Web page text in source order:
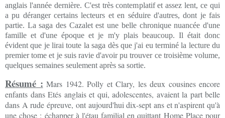
anglais l'année dernière. C'est très contemplatif et assez lent, ce qui
a pu déranger certains lecteurs et en séduire d'autres, dont je fais
partie. La saga des Cazalet est une belle chronique nuancée d'une
famille et d'une époque et je m'y plais beaucoup. Il était donc
évident que je lirai toute la saga dès que j'ai eu terminé la lecture du
premier tome et je suis ravie d'avoir pu trouver ce troisième volume,
quelques semaines seulement après sa sortie.
Résumé : Mars 1942. Polly et Clary, les deux cousines encore
enfants dans Etés anglais et qui, adolescentes, avaient la part belle
dans A rude épreuve, ont aujourd'hui dix-sept ans et n'aspirent qu'à
une chose : échapper à l'étau familial en quittant Home Place pour